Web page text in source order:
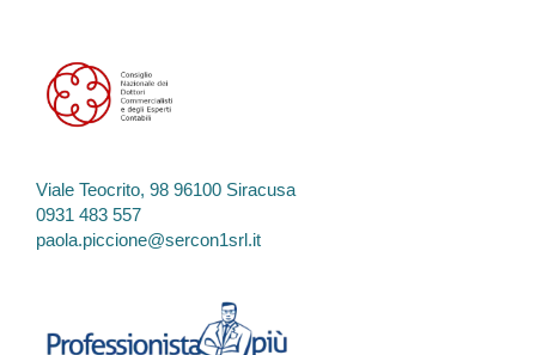
Viale Teocrito, 98 96100 Siracusa
0931 483 557
paola.piccione@sercon1srl.it